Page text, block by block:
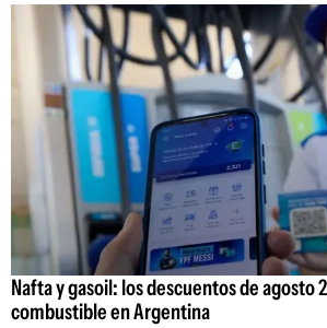
Nafta y gasoil: los descuentos de agosto
combustible en Argentina